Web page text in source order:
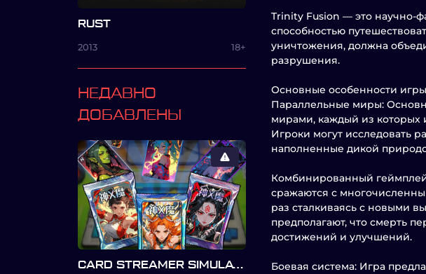
RUST
2013 18+
НЕДАВНО
ДОБАВЛЕНЫ
CARD STREAMER SIMULATOR
Trinity Fusion — это научно-
способностью
уничтожения, должна
разрушения.
Основные особенности
Параллельные миры:
мирами, каждый из которых
Игроки могут исследовать
наполненные дикой
Комбинированный
сражаются с
раз сталкиваясь с новыми
предполагают, что смерть
достижений и улучшений.
Боевая система: Игра